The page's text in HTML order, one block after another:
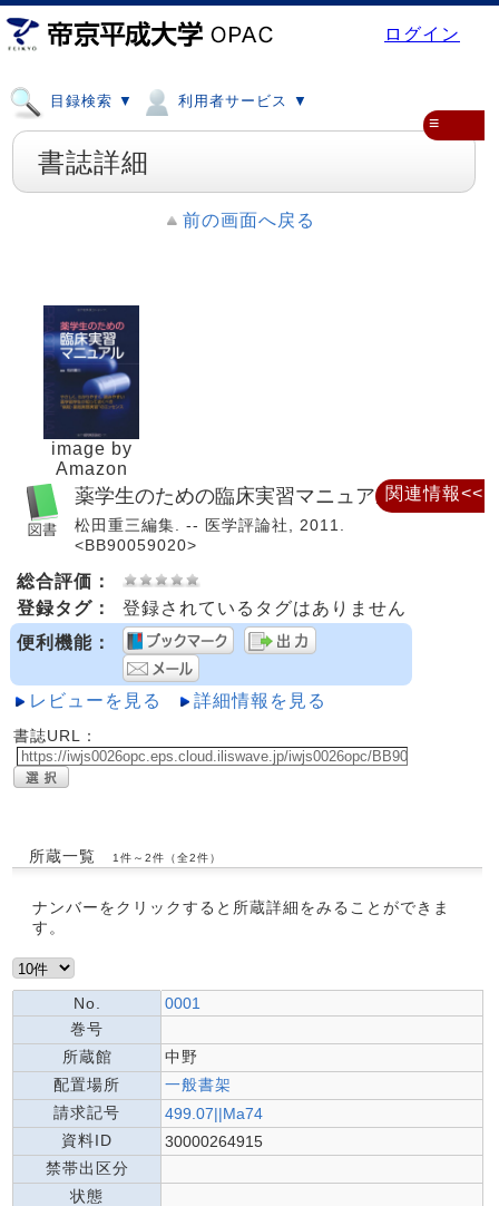
ログイン
目録検索 ▼ 利用者サービス ▼
≡
書誌詳細
前の画面へ戻る
image by
Amazon
薬学生のための臨床実習マニュアル
松田重三編集. -- 医学評論社, 2011.
<BB90059020>
総合評価：
登録タグ：
登録されているタグはありません
便利機能：
レビューを見る 詳細情報を見る
書誌URL：
所蔵一覧 1件～2件（全2件）
ナンバーをクリックすると所蔵詳細をみることができま
す。
No.
0001
巻号
所蔵館
中野
配置場所
一般書架
請求記号
499.07||Ma74
資料ID
30000264915
禁帯出区分
状態
関連情報<<